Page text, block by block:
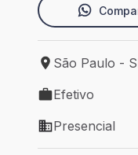
Local de
São Paulo -
Tipo de vaga:
Efetivo
Modelo de
Presencial